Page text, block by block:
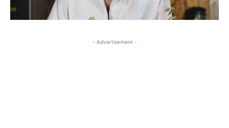
- Advertisement -